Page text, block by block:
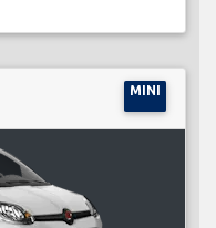
MINI